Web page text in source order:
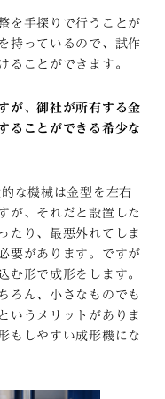
を手探りで行うことが
持っているので、試作
ることができます。
が、御社が所有する金
ることができる希少な
な機械は金型を左右
が、それだと設置した
たり、最悪外れてしま
要があります。ですが
む形で成形をします。
ろん、小さなものでも
いうメリットがありま
もしやすい成形機にな